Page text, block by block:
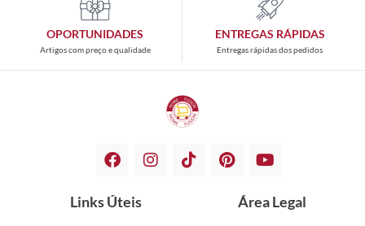
OPORTUNIDADES
Artigos com preço e qualidade
ENTREGAS RÁPIDAS
Entregas rápidas dos pedidos
Links Úteis Área Legal